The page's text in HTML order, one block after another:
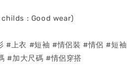
: Good wear)
#上衣 #短袖 #情侶裝 #情侶 #短袖
#加大尺碼 #情侶穿搭